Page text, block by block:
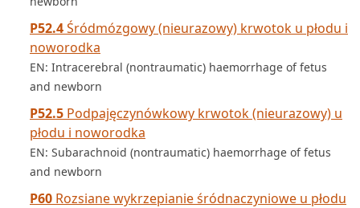
P52.4Śródmózgowy (nieurazowy) krwotok u płodu i
noworodka
EN: Intracerebral (nontraumatic) haemorrhage of fetus
and newborn
P52.5 Podpajęczynówkowy krwotok (nieurazowy) u
płodu i noworodka
EN: Subarachnoid (nontraumatic) haemorrhage of fetus
and newborn
P60 Rozsiane wykrzepianie śródnaczyniowe u płodu